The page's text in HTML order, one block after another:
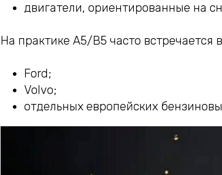
двигатели, ориентированные на
На практике A5/B5 часто встречается
Ford;
Volvo;
отдельных европейских